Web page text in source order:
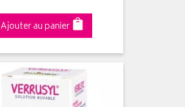
Ajouter au panier